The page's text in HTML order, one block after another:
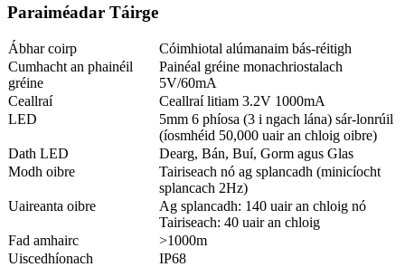
Paraiméadar Táirge
Ábhar coirp
Cóimhiotal alúmanaim bás-réitigh
Cumhacht an phainéil
gréine
Painéal gréine monachriostalach
5V/60mA
Ceallraí
Ceallraí litiam 3.2V 1000mA
LED
5mm 6 phíosa (3 i ngach lána) sár-lonrúil
(íosmhéid 50,000 uair an chloig oibre)
Dath LED
Dearg, Bán, Buí, Gorm agus Glas
Modh oibre
Tairiseach nó ag splancadh (minicíocht
splancach 2Hz)
Uaireanta oibre
Ag splancadh: 140 uair an chloig nó
Tairiseach: 40 uair an chloig
Fad amhairc
>1000m
Uiscedhíonach
IP68